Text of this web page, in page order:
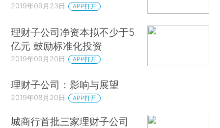
2019年09月23日 APP打开
理财子公司净资本拟不少于5
亿元 鼓励标准化投资
2019年09月20日 APP打开
理财子公司：影响与展望
2019年08月20日 APP打开
城商行首批三家理财子公司